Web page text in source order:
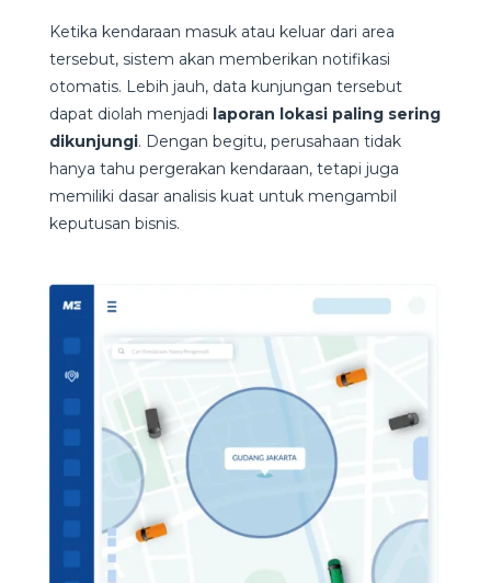
Ketika kendaraan masuk atau keluar dari area
tersebut, sistem akan memberikan notifikasi
otomatis. Lebih jauh, data kunjungan tersebut
dapat diolah menjadi laporan lokasi paling sering
dikunjungi. Dengan begitu, perusahaan tidak
hanya tahu pergerakan kendaraan, tetapi juga
memiliki dasar analisis kuat untuk mengambil
keputusan bisnis.